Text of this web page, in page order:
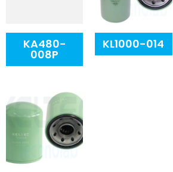
KA480-
008P
KL1000-014